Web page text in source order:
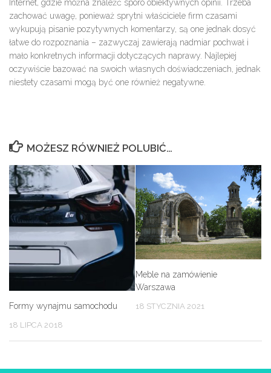
Internet, gdzie można znaleźć sporo obiektywnych opinii. Trzeba
zachować uwagę, ponieważ sprytni właściciele firm czasami
wykupują pisanie pozytywnych komentarzy, są one jednak dosyć
łatwe do rozpoznania – zazwyczaj zawierają nadmiar pochwał i
mało konkretnych informacji dotyczących naprawy. Najlepiej
oczywiście bazować na swoich własnych doświadczeniach, jednak
niestety czasami mogą być one również negatywne.
MOŻESZ RÓWNIEŻ POLUBIĆ…
Formy wynajmu samochodu
18 LIPCA 2018
Meble na zamówienie
Warszawa
18 STYCZNIA 2021